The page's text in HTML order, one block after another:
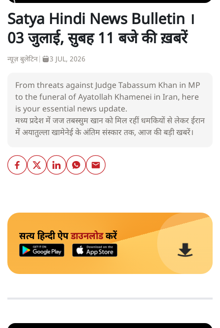
Satya Hindi News Bulletin ।
03 जुलाई, सुबह 11 बजे की ख़बरें
न्यूज़ बुलेटिन 3 JUL, 2026
From threats against Judge Tabassum Khan in MP
to the funeral of Ayatollah Khamenei in Iran, here
is your essential news update.
मध्य प्रदेश में जज तबस्सुम खान को मिल रहीं धमकियों से लेकर ईरान
में अयातुल्ला खामेनेई के अंतिम संस्कार तक, आज की बड़ी खबरें।
सत्य हिन्दी ऐपडाउनलोडकरें